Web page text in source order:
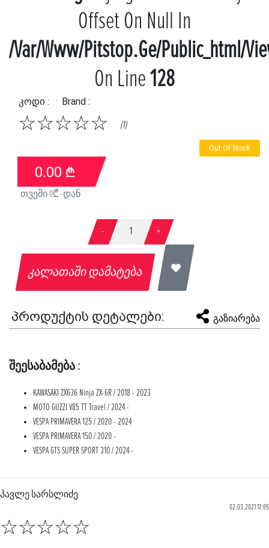
Offset On Null In
/var/www/pitstop.ge/public_html/
On Line 128
Კოდი : Brand :
☆
☆
☆
☆
☆ (1)
Out Of Stock
0.00 ₾
თვეში0₾ -დან
- 1 +
კალათაში დამატება
პროდუქტის დეტალები: გაზიარება
შეესაბამება :
KAWASAKI ZX636 Ninja ZX-6R / 2018 - 2023
MOTO GUZZI V85 TT Travel / 2024 -
VESPA PRIMAVERA 125 / 2020 - 2024
VESPA PRIMAVERA 150 / 2020 -
VESPA GTS SUPER SPORT 310 / 2024 -
პავლე სარსლიძე
02.03.2021 17:05
☆
☆
☆
☆
☆